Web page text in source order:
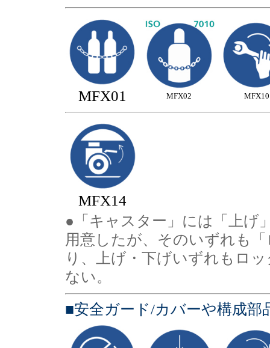
MFX01 MFX02 MFX10
MFX14
●「キャスター」には「上げ
用意したが、そのいずれも
り、上げ・下げいずれもロ
ない。
■安全ガード/カバーや構成部